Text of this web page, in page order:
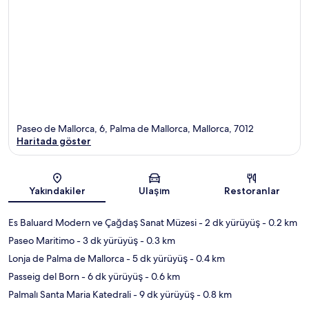
Harita
Paseo de Mallorca, 6, Palma de Mallorca, Mallorca, 7012
Haritada göster
Yakındakiler Ulaşım Restoranlar
Es Baluard Modern ve Çağdaş Sanat Müzesi- 2 dk yürüyüş- 0.2 km
Paseo Maritimo- 3 dk yürüyüş- 0.3 km
Lonja de Palma de Mallorca- 5 dk yürüyüş- 0.4 km
Passeig del Born- 6 dk yürüyüş- 0.6 km
Palmalı Santa Maria Katedrali- 9 dk yürüyüş- 0.8 km